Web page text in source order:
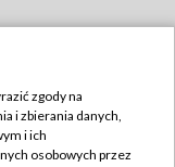
zgody na
i zbierania danych,
i ich
osobowych przez